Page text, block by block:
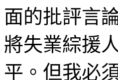
面的批評言
將失業綜援
平。但我必